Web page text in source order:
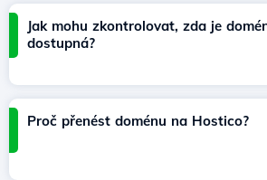
Jak mohu zkontrolovat, zda je
dostupná?
Proč přenést doménu na Hostico?